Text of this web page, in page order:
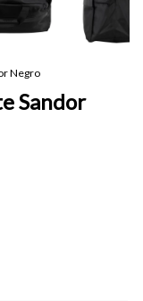
Negro
Sandor